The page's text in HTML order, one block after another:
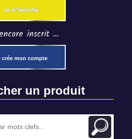
Je m'identifie
inscrit ...
crée mon compte
un produit